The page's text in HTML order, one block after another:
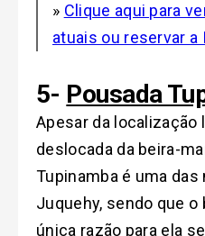
» Clique aqui para
atuais ou reservar a
5- Pousada
Apesar da localização
deslocada da beira-
Tupinamba é uma
Juquehy, sendo que o
única razão para ela